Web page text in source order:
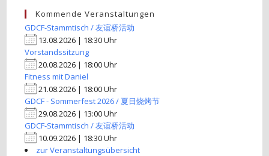
Kommende Veranstaltungen
GDCF-Stammtisch / 友谊桥活动
13.08.2026 | 18:30 Uhr
Vorstandssitzung
20.08.2026 | 18:00 Uhr
Fitness mit Daniel
21.08.2026 | 18:00 Uhr
GDCF - Sommerfest 2026 / 夏日烧烤节
29.08.2026 | 13:00 Uhr
GDCF-Stammtisch / 友谊桥活动
10.09.2026 | 18:30 Uhr
zur Veranstaltungsübersicht